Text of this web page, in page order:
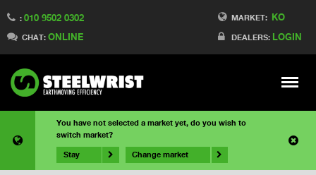
MARKET: KO
DEALERS: LOGIN
: 010 9502 0302
CHAT: ONLINE
Meny
You have not selected a market yet, do you wish to
switch market?
Stay Change market